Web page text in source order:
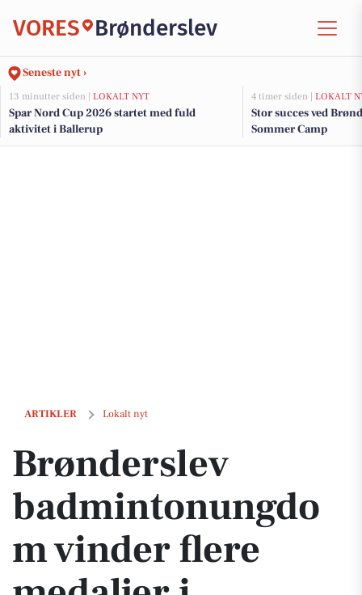
VORES Brønderslev
Seneste nyt ›
13 minutter siden | LOKALT NYT
Spar Nord Cup 2026 startet med fuld
aktivitet i Ballerup
4 timer siden | LOKALT
Stor succes ved
Sommer Camp
ARTIKLER Lokalt nyt
Brønderslev badmintonungdom vinder flere medaljer i weekenden
Brønderslev
badmintonungdo
m vinder flere